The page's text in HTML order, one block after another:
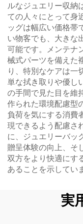
ルなジュエリー収納
ての人々にとって身
ッグは幅広い価格帯
い物客でも、大きな
可能です。メンテナ
械式パーツを備えた
り、特別なケアは一
単な拭き取りや優し
の手間で見た目を維
作られた環境配慮型
負荷を気にする消費
現できるよう配慮さ
に、ジュエリーバッ
贈呈体験の向上、そ
双方をより快適にす
あることを示してい
実